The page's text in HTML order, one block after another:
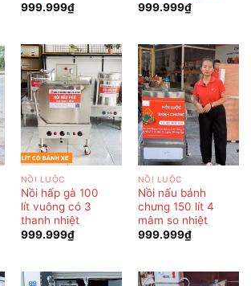
999.999₫
999.999₫
NỒI LUỘC
Nồi hấp gà 100
lít vuông có 3
thanh nhiệt
999.999₫
NỒI LUỘC
Nồi nấu bánh
chưng 150 lít 4
mâm so nhiệt
999.999₫